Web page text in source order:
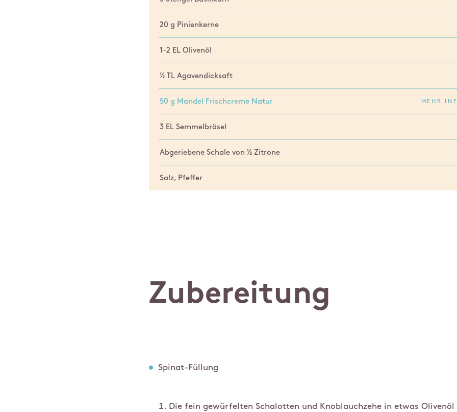
20 g Pinienkerne
1-2 EL Olivenöl
½ TL Agavendicksaft
50 g Mandel Frischcreme Natur MEHR
3 EL Semmelbrösel
Abgeriebene Schale von ½ Zitrone
Salz, Pfeffer
Zubereitung
Spinat-Füllung
Die fein gewürfelten Schalotten und Knoblauchzehe in etwas